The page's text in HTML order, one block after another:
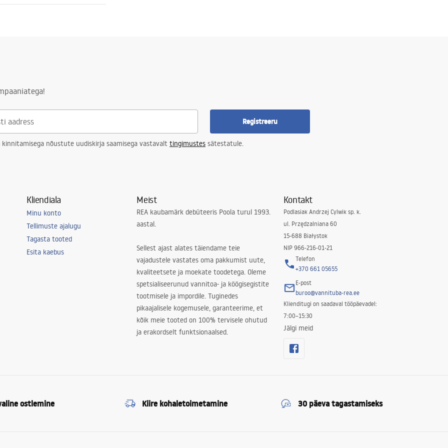
Hall, Muster
Registreeru
kinnitamisega nõustute uudiskirja saamisega vastavalt tingimustes sätestatule.
Kliendiala
Minu konto
Tellimuste ajalugu
Tagasta tooted
Esita kaebus
Meist
REA kaubamärk debüteeris Poola turul 1993.
aastal.
Sellest ajast alates täiendame teie
vajadustele vastates oma pakkumist uute,
kvaliteetsete ja moekate toodetega. Oleme
spetsialiseerunud vannitoa- ja köögisegistite
tootmisele ja impordile. Tuginedes
pikaajalisele kogemusele, garanteerime, et
kõik meie tooted on 100% tervisele ohutud
ja erakordselt funktsionaalsed.
Kontakt
Podlasiak Andrzej Cylwik sp. k.
ul. Przędzalniana 60
15-688 Białystok
NIP 966-216-01-21
Telefon
+370 661 05655
E-post
buroo@vannituba-rea.ee
Klienditugi on saadaval tööpäevadel:
7:00–15:30
Jälgi meid
ostlemine Kiire kohaletoimetamine 30 päeva tagastamiseks